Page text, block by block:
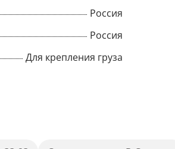
Россия
Россия
Для крепления груза